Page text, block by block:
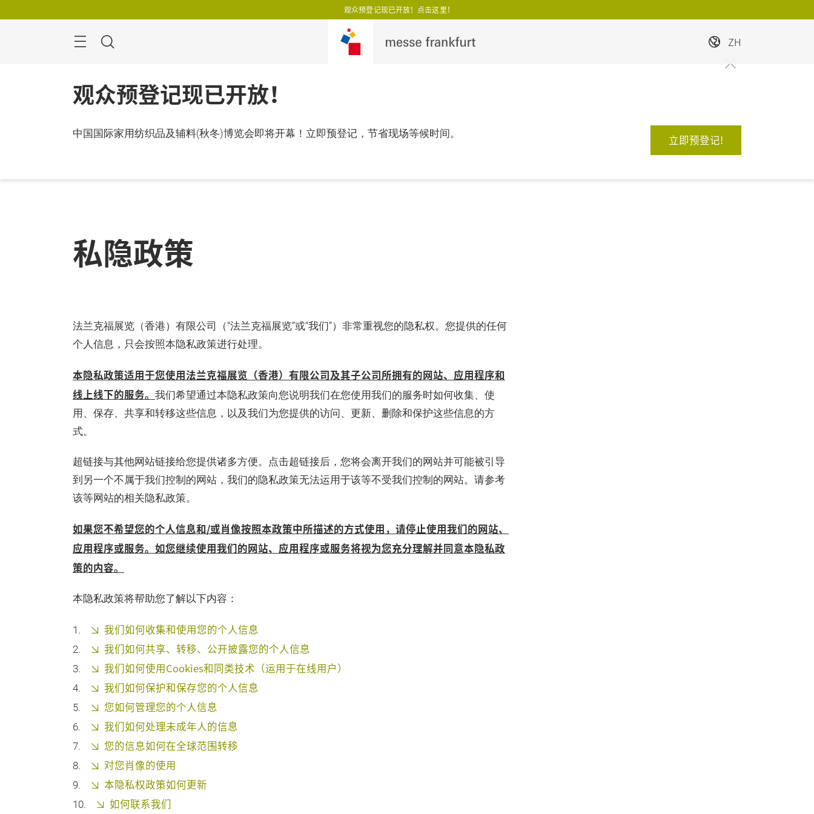
过
观众预登记现已开放！点击这里！
搜
ZH
观众预登记现已开放！
中国国际家用纺织品及辅料(秋冬)博览会即将开幕！立即预登记，节省现场等候时间。 立即预登记!
私隐政策
法兰克福展览（香港）有限公司（“法兰克福展览”或“我们”）非常重视您的隐私权。您提供的任何
个人信息，只会按照本隐私政策进行处理。
本隐私政策适用于您使用法兰克福展览（香港）有限公司及其子公司所拥有的网站、应用程序和
线上线下的服务。 我们希望通过本隐私政策向您说明我们在您使用我们的服务时如何收集、使
用、保存、共享和转移这些信息，以及我们为您提供的访问、更新、删除和保护这些信息的方
式。
超链接与其他网站链接给您提供诸多方便。点击超链接后，您将会离开我们的网站并可能被引导
到另一个不属于我们控制的网站，我们的隐私政策无法运用于该等不受我们控制的网站。请参考
该等网站的相关隐私政策。
如果您不希望您的个人信息和/或肖像按照本政策中所描述的方式使用，请停止使用我们的网站、
应用程序或服务。如您继续使用我们的网站、应用程序或服务将视为您充分理解并同意本隐私政
策的内容。
本隐私政策将帮助您了解以下内容：
我们如何收集和使用您的个人信息
我们如何共享、转移、公开披露您的个人信息
我们如何使用Cookies和同类技术（运用于在线用户）
我们如何保护和保存您的个人信息
您如何管理您的个人信息
我们如何处理未成年人的信息
您的信息如何在全球范围转移
对您肖像的使用
本隐私权政策如何更新
如何联系我们